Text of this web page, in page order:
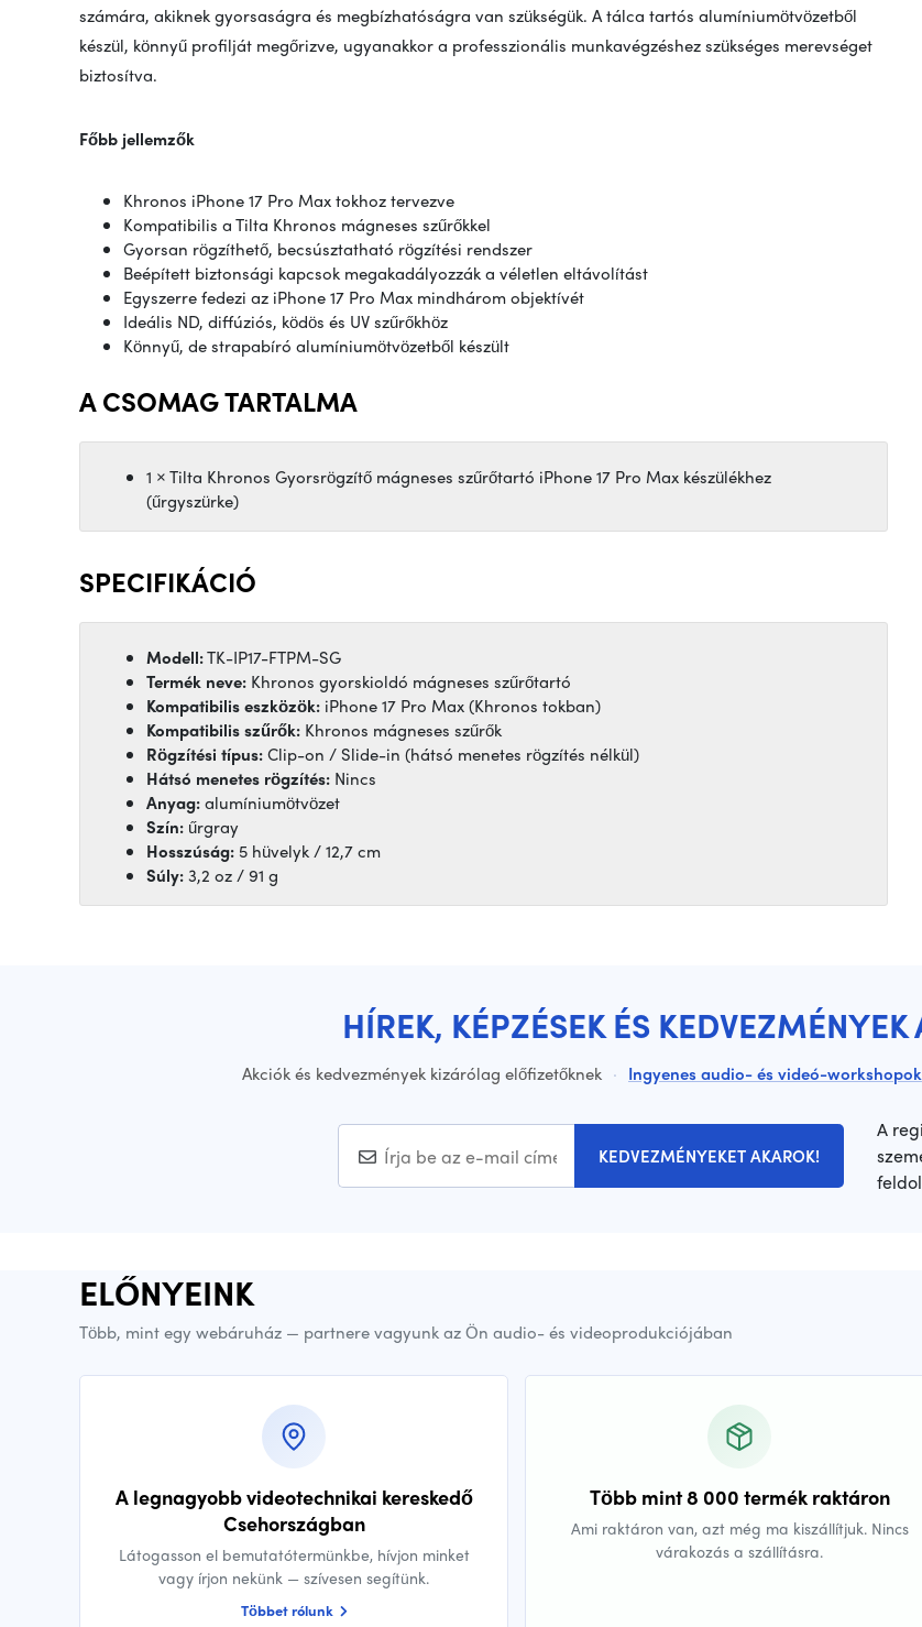
számára, akiknek gyorsaságra és megbízhatóságra van szükségük. A tálca tartós alumíniumötvözetből
készül, könnyű profilját megőrizve, ugyanakkor a professzionális munkavégzéshez szükséges merevséget
biztosítva.
Főbb jellemzők
Khronos iPhone 17 Pro Max tokhoz tervezve
Kompatibilis a Tilta Khronos mágneses szűrőkkel
Gyorsan rögzíthető, becsúsztatható rögzítési rendszer
Beépített biztonsági kapcsok megakadályozzák a véletlen eltávolítást
Egyszerre fedezi az iPhone 17 Pro Max mindhárom objektívét
Ideális ND, diffúziós, ködös és UV szűrőkhöz
Könnyű, de strapabíró alumíniumötvözetből készült
A CSOMAG TARTALMA
1 × Tilta Khronos Gyorsrögzítő mágneses szűrőtartó iPhone 17 Pro Max készülékhez
(űrgyszürke)
SPECIFIKÁCIÓ
Modell:TK-IP17-FTPM-SG
Termék neve: Khronos gyorskioldó mágneses szűrőtartó
Kompatibilis eszközök: iPhone 17 Pro Max (Khronos tokban)
Kompatibilis szűrők: Khronos mágneses szűrők
Rögzítési típus:Clip-on / Slide-in (hátsó menetes rögzítés nélkül)
Hátsó menetes rögzítés: Nincs
Anyag:alumíniumötvözet
Szín: űrgray
Hosszúság: 5 hüvelyk / 12,7 cm
Súly:3,2 oz / 91 g
HÍREK, KÉPZÉSEK ÉS
Akciók és kedvezmények kizárólag előfizetőknek · Ingyenes audio- és videó-workshopok
KEDVEZMÉNYEKET AKAROK!
A
ELŐNYEINK
Több, mint egy webáruház — partnere vagyunk az Ön audio- és videoprodukciójában
A legnagyobb videotechnikai kereskedő
Csehországban
Látogasson el bemutatótermünkbe, hívjon minket
vagy írjon nekünk — szívesen segítünk.
Többet rólunk
Több mint 8 000 termék raktáron
Ami raktáron van, azt még ma kiszállítjuk. Nincs
várakozás a szállításra.